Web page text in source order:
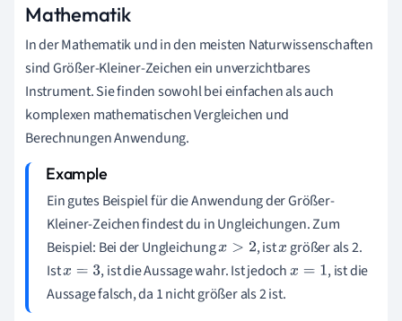
Mathematik
In der Mathematik und in den meisten Naturwissenschaften
sind Größer-Kleiner-Zeichen ein unverzichtbares
Instrument. Sie finden sowohl bei einfachen als auch
komplexen mathematischen Vergleichen und
Berechnungen Anwendung.
Ein gutes Beispiel für die Anwendung der Größer-
Kleiner-Zeichen findest du in Ungleichungen. Zum
Beispiel: Bei der Ungleichungx> 2 , istx größer als 2.
Istx= 3 , ist die Aussage wahr. Ist jedochx= 1
, ist die
Aussage falsch, da 1 nicht größer als 2 ist.